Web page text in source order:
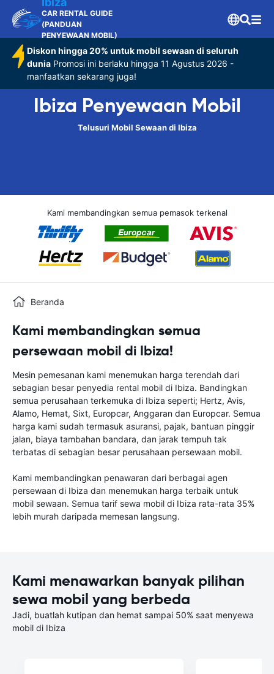
CAR RENTAL GUIDE
(PANDUAN
PENYEWAAN MOBIL)
Diskon hingga 20% untuk mobil sewaan di seluruh
dunia Promosi ini berlaku hingga 11 Agustus 2026 -
manfaatkan sekarang juga!
Ibiza Penyewaan Mobil
Telusuri Mobil Sewaan di Ibiza
Kami membandingkan semua pemasok terkenal
Beranda
Kami membandingkan semua
persewaan mobil di Ibiza!
Mesin pemesanan kami menemukan harga terendah dari
sebagian besar penyedia rental mobil di Ibiza. Bandingkan
semua perusahaan terkemuka di Ibiza seperti; Hertz, Avis,
Alamo, Hemat, Sixt, Europcar, Anggaran dan Europcar. Semua
harga kami sudah termasuk asuransi, pajak, bantuan pinggir
jalan, biaya tambahan bandara, dan jarak tempuh tak
terbatas di sebagian besar perusahaan persewaan mobil.
Kami membandingkan penawaran dari berbagai agen
persewaan di Ibiza dan menemukan harga terbaik untuk
mobil sewaan. Semua tarif sewa mobil di Ibiza rata-rata 35%
lebih murah daripada memesan langsung.
Kami menawarkan banyak pilihan
sewa mobil yang berbeda
Jadi, buatlah kutipan dan hemat sampai 50% saat menyewa
mobil di Ibiza